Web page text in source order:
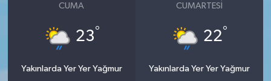
CUMA
23°
Yakınlarda Yer Yer Yağmur
CUMARTESI
22°
Yakınlarda Yer Yer Yağmur